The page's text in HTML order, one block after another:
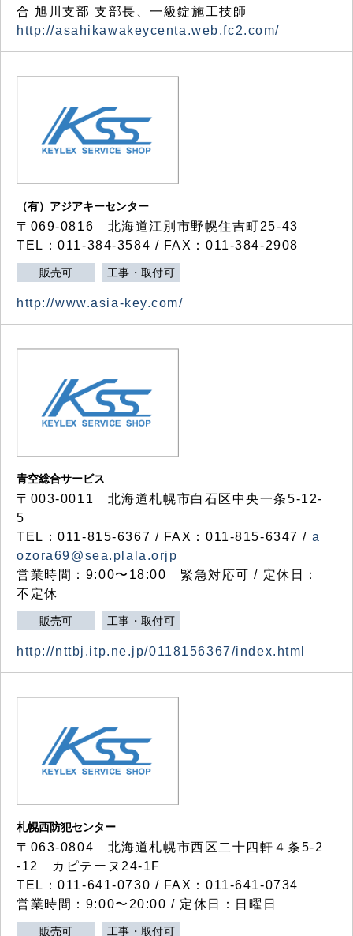
合 旭川支部 支部長、一級錠施工技師
http://asahikawakeycenta.web.fc2.com/
（有）アジアキーセンター
〒069-0816 北海道江別市野幌住吉町25-43
TEL：011-384-3584 / FAX：011-384-2908
販売可 工事・取付可
http://www.asia-key.com/
青空総合サービス
〒003-0011 北海道札幌市白石区中央一条5-12-
5
TEL：011-815-6367 / FAX：011-815-6347 / a
ozora69@sea.plala.orjp
営業時間：9:00〜18:00 緊急対応可 / 定休日：
不定休
販売可 工事・取付可
http://nttbj.itp.ne.jp/0118156367/index.html
札幌西防犯センター
〒063-0804 北海道札幌市西区二十四軒４条5-2
-12 カピテーヌ24-1F
TEL：011-641-0730 / FAX：011-641-0734
営業時間：9:00〜20:00 / 定休日：日曜日
販売可 工事・取付可